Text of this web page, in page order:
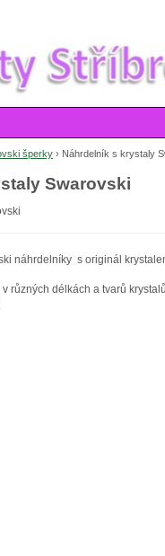
šperky › Náhrdelník s krystaly
Swarovski
náhrdelníky s originál
různých délkách a tvarů